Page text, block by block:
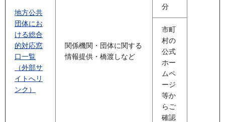
地方公共
団体にお
ける総合
的対応窓
口一覧
（外部サ
イトへリ
ンク）
関係機関・団体に関する
情報提供・橋渡しなど
分
市町
村の
公式
ホー
ムペ
ージ
等か
らご
確認